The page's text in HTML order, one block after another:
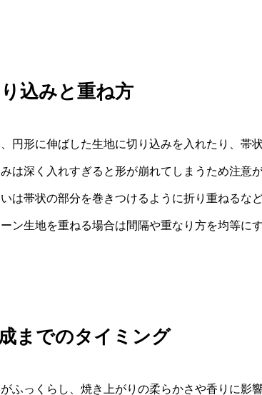
込みと重ね方
円形に伸ばした生地に切り込みを入れたり、帯
は深く入れすぎると形が崩れてしまうため注意
は帯状の部分を巻きつけるように折り重ねるな
ン生地を重ねる場合は間隔や重なり方を均等に
までのタイミング
ふっくらし、焼き上がりの柔らかさや香りに影